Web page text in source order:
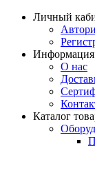
Личный
Информация
О нас
Каталог